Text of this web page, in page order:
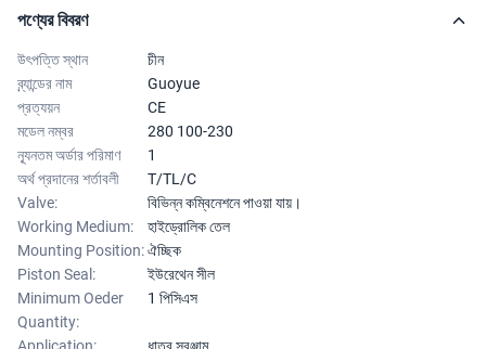
পণ্যের বিবরণ
উৎপত্তি স্থান
চীন
ব্র্যান্ডের নাম
Guoyue
প্রত্যয়ন
CE
মডেল নম্বর
280 100-230
ন্যূনতম অর্ডার পরিমাণ
1
অর্থ প্রদানের শর্তাবলী
T/TL/C
Valve:
বিভিন্ন কম্বিনেশনে পাওয়া যায়।
Working Medium:
হাইড্রোলিক তেল
Mounting Position:ঐচ্ছিক
Piston Seal:
ইউরেথেন সীল
Minimum Oeder
Quantity:
1 পিসিএস